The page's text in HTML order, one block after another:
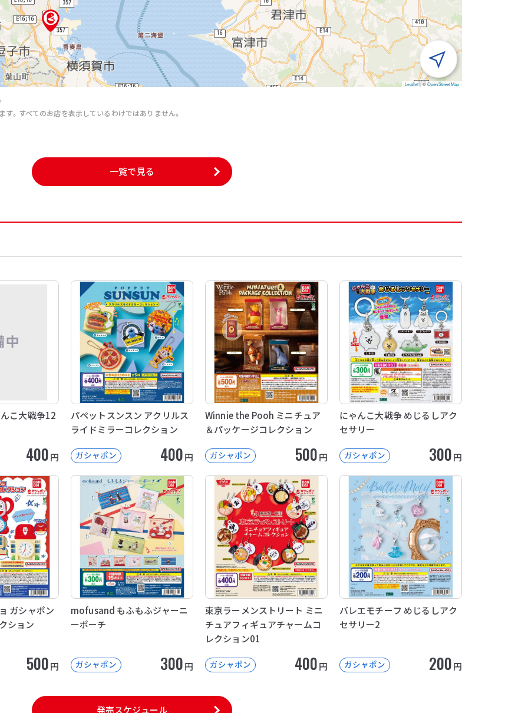
Leaflet|©OpenStreetMap
。すべてのお店を表示しているわけではありません。
一覧で見る
こ大戦争12
400円
パペットスンスン アクリルス
ライドミラーコレクション
ガシャポン 400円
Winnie the Pooh ミニチュア
＆パッケージコレクション
ガシャポン 500円
にゃんこ大戦争 めじるしアク
セサリー
ガシャポン 300円
ガシャポン
ション
500円
mofusand もふもふジャーニ
ーポーチ
ガシャポン 300円
東京ラーメンストリート ミニ
チュアフィギュアチャームコ
レクション01
ガシャポン 400円
バレエモチーフ めじるしアク
セサリー2
ガシャポン 200円
発売スケジュール